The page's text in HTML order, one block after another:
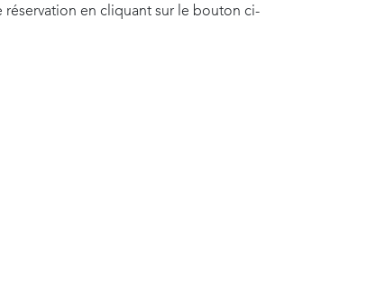
réservation en cliquant sur le bouton ci-